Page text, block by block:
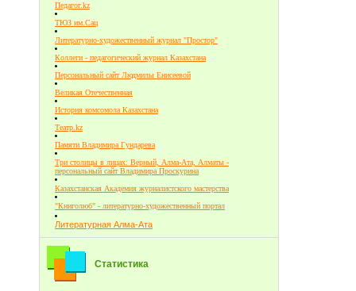
Педагог.kz
ТЮЗ им.Сац
Литературно-художественный журнал "Простор"
Коллеги - педагогический журнал Казахстана
Персональный сайт Людмилы Енисеевой
Великая Отечественная
История комсомола Казахстана
Театр.kz
Памяти Владимира Гундарева
Три столицы в лицах: Верный, Алма-Ата, Алматы -
персональный сайт Владимира Проскурина
Казахстанская Академия журналистского мастерства
"Книголюб" - литературно-художественный портал
Литературная Алма-Ата
Статистика